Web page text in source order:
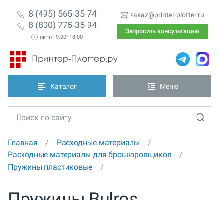
8 (495) 565-35-74
8 (800) 775-35-94
пн–пт 9:00–18:00
zakaz@printer-plotter.ru
Запросить консультацию
Каталог Меню
Главная
Расходные материалы
Расходные материалы для брошюровщиков
Пружины пластиковые